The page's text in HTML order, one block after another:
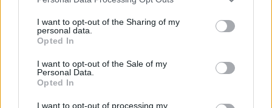
I want to opt-out of the Sharing of my
personal data.
Opted In
I want to opt-out of the Sale of my
Personal Data.
Opted In
I want to opt-out of processing my
Esim for Global|Esim for Europe|
Esim for Caribbean